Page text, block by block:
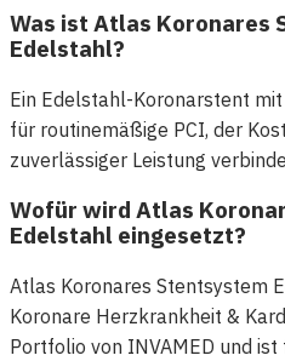
Was ist Atlas Koronares
Edelstahl?
Ein Edelstahl-Koronarstent
für routinemäßige PCI, der
zuverlässiger Leistung
Wofür wird Atlas
Edelstahl eingesetzt?
Atlas Koronares Stentsystem
Koronare Herzkrankheit &
Portfolio von INVAMED und